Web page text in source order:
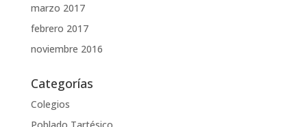
marzo 2017
febrero 2017
noviembre 2016
Categorías
Colegios